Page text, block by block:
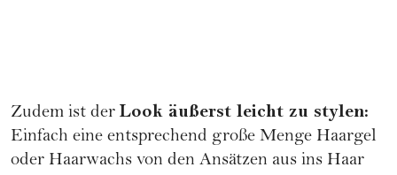
Zudem ist der Look äußerst leicht zu stylen:
Einfach eine entsprechend große Menge Haargel
oder Haarwachs von den Ansätzen aus ins Haar